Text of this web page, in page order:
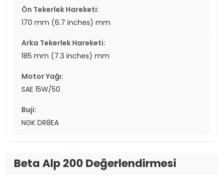
Ön Tekerlek Hareketi:
170 mm (6.7 inches) mm
Arka Tekerlek Hareketi:
185 mm (7.3 inches) mm
Motor Yağı:
SAE 15W/50
Buji:
NGK DR8EA
Beta Alp 200 Değerlendirmesi